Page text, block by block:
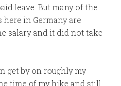
leave. But many of the
in Germany are
salary and it did not take
get by on roughly my
time of my hike and still